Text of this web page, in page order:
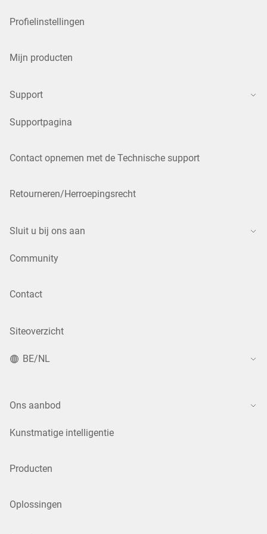
Profielinstellingen
Mijn producten
Support
Supportpagina
Contact opnemen met de Technische support
Retourneren/Herroepingsrecht
Sluit u bij ons aan
Community
Contact
Siteoverzicht
BE/NL
Ons aanbod
Kunstmatige intelligentie
Producten
Oplossingen